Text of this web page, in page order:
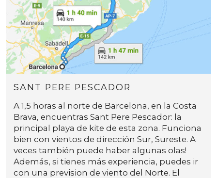
SANT PERE PESCADOR
A 1,5 horas al norte de Barcelona, en la Costa
Brava, encuentras Sant Pere Pescador: la
principal playa de kite de esta zona. Funciona
bien con vientos de dirección Sur, Sureste. A
veces también puede haber algunas olas!
Además, si tienes más experiencia, puedes ir
con una prevision de viento del Norte. El